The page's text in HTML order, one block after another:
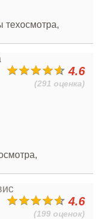
техосмотра,
4.6
(291 оценка)
4.6
(199 оценок)